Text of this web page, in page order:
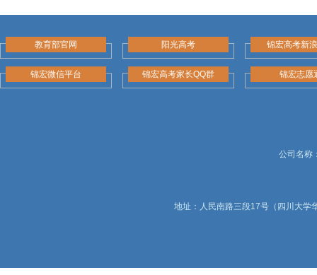
教育部官网 阳光高考 锦宏高考新
锦宏微信平台 锦宏高考家长QQ群 锦宏志愿
公司名称
地址：人民南路三段17号（四川大学